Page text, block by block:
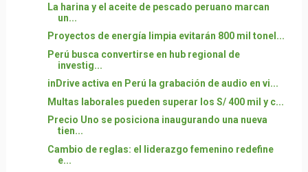
La harina y el aceite de pescado peruano marcan
un...
Proyectos de energía limpia evitarán 800 mil tonel...
Perú busca convertirse en hub regional de
investig...
inDrive activa en Perú la grabación de audio en vi...
Multas laborales pueden superar los S/ 400 mil y c...
Precio Uno se posiciona inaugurando una nueva
tien...
Cambio de reglas: el liderazgo femenino redefine
e...